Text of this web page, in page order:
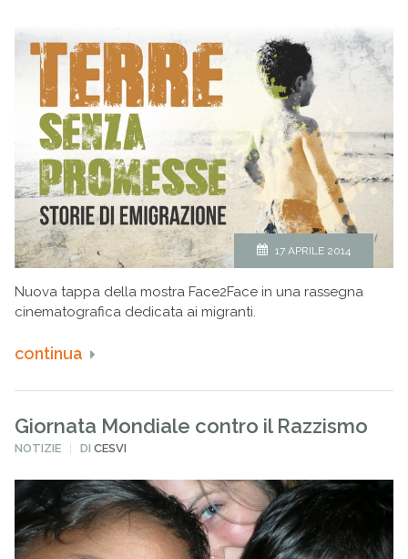
17 APRILE 2014
Nuova tappa della mostra Face2Face in una rassegna
cinematografica dedicata ai migranti.
continua
Giornata Mondiale contro il Razzismo
PUBBLICATO
NOTIZIE DICESVI